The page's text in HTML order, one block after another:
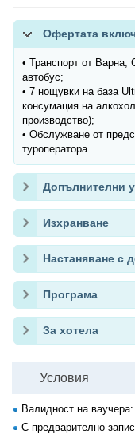
Офертата
• Транспорт от Варна,
автобус;
• 7 нощувки на база
консумация на
производство);
• Обслужване от
туроператора.
Допълнителни
Изхранване
Настаняване с
Програма
За хотела
Условия
Валидност на ваучера:
С предварително